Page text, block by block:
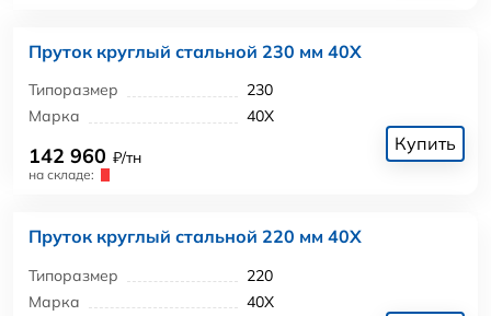
Пруток круглый стальной 230 мм 40Х
Типоразмер
230
Марка
40Х
142 960 ₽/тн
на складе:
Купить
Пруток круглый стальной 220 мм 40Х
Типоразмер
220
Марка
40Х